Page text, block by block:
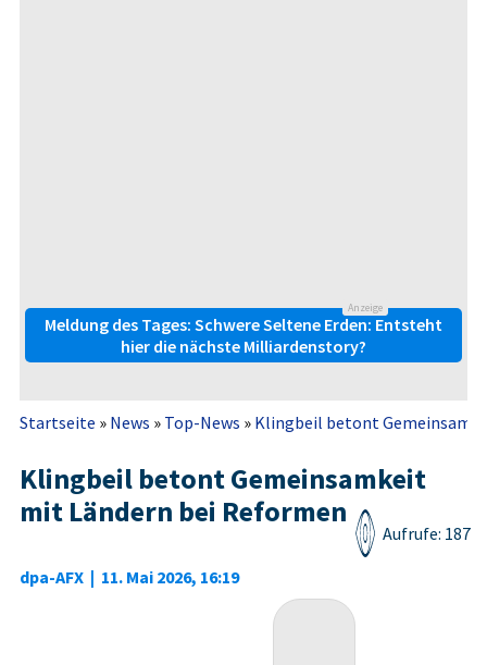
Anzeige
Meldung des Tages: Schwere Seltene Erden: Entsteht
hier die nächste Milliardenstory?
Startseite » News » Top-News » Klingbeil betont
Klingbeil betont Gemeinsamkeit
mit Ländern bei Reformen
dpa-AFX | 11. Mai 2026, 16:19
Aufrufe: 187